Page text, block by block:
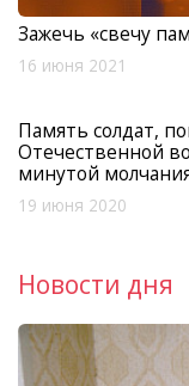
Зажечь «свечу
16 июня 2021
Память солдат,
Отечественной
минутой
19 июня 2020
Новости дня